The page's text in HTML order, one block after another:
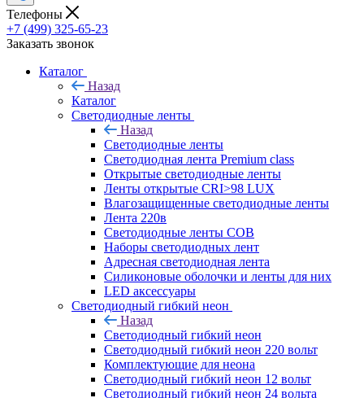
Телефоны
+7 (499) 325-65-23
Заказать звонок
Каталог
Назад
Каталог
Светодиодные ленты
Назад
Светодиодные ленты
Светодиодная лента Premium class
Открытые светодиодные ленты
Ленты открытые CRI>98 LUX
Влагозащищенные светодиодные ленты
Лента 220в
Светодиодные ленты COB
Наборы светодиодных лент
Адресная светодиодная лента
Силиконовые оболочки и ленты для них
LED аксессуары
Светодиодный гибкий неон
Назад
Светодиодный гибкий неон
Светодиодный гибкий неон 220 вольт
Комплектующие для неона
Светодиодный гибкий неон 12 вольт
Светодиодный гибкий неон 24 вольта